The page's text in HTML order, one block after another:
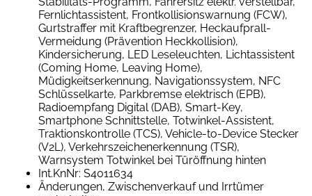
Fernlichtassistent, Frontkollisionswarnung (FCW),
Gurtstraffer mit Kraftbegrenzer, Heckaufprall-
Vermeidung (Prävention Heckkollision),
Kindersicherung, LED Leseleuchten, Lichtassistent
(Coming Home, Leaving Home),
Müdigkeitserkennung, Navigationssystem, NFC
Schlüsselkarte, Parkbremse elektrisch (EPB),
Radioempfang Digital (DAB), Smart-Key,
Smartphone Schnittstelle, Totwinkel-Assistent,
Traktionskontrolle (TCS), Vehicle-to-Device Stecker
(V2L), Verkehrszeichenerkennung (TSR),
Warnsystem Totwinkel bei Türöffnung hinten
Int.KnNr: S4011634
Änderungen, Zwischenverkauf und Irrtümer